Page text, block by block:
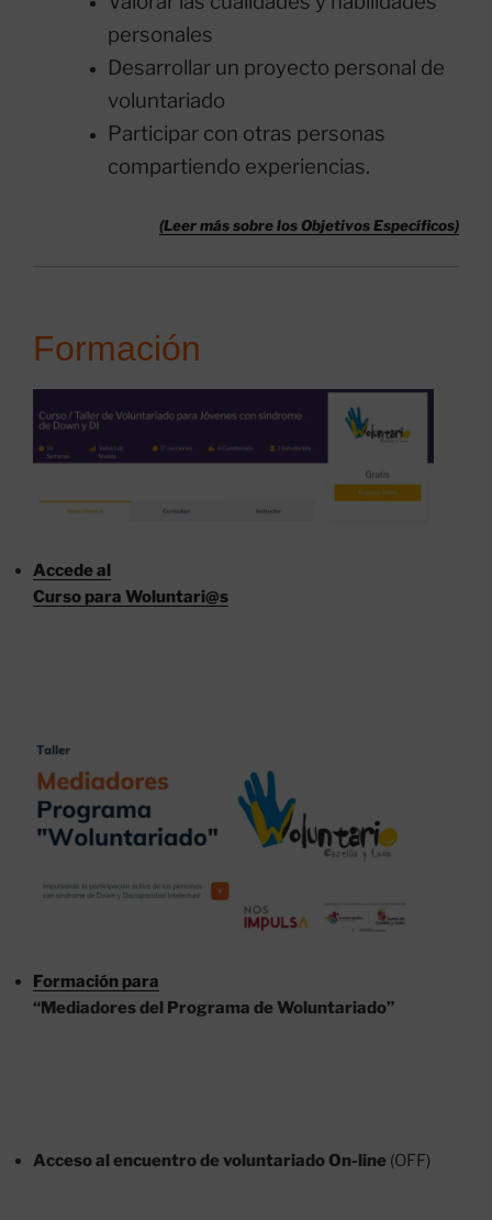
personales
Desarrollar un proyecto personal de
voluntariado
Participar con otras personas
compartiendo experiencias.
(Leer más sobre los Objetivos Específicos)
Formación
Accede al
Curso para Woluntari@s
Formación para
“Mediadores del Programa de Woluntariado”
Acceso al encuentro de voluntariado On-line (OFF)